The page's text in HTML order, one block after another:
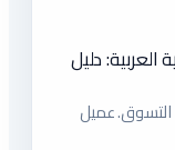
العربية: دليل
التسوق. عميل